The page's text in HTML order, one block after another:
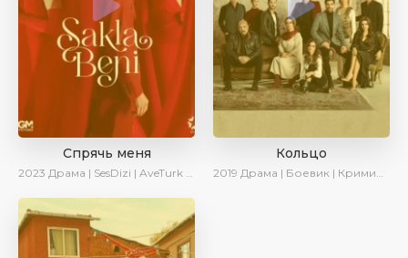
Спрячь меня
2023 Драма | SesDizi | AveTurk | AlisaDirilis | Сериалы 2023
Кольцо
2019 Драма | Боевик | Криминал